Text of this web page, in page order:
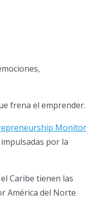
frena el emprender.
Monitor
por la
Caribe tienen las
América del Norte